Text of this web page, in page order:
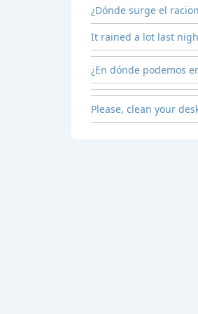
¿Dónde surge el
It rained a lot last
¿En dónde podemos
Please, clean your